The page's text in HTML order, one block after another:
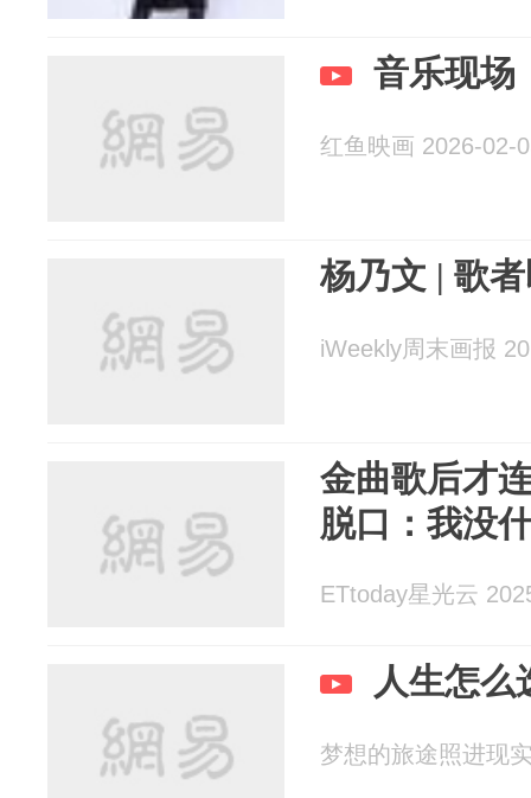
音乐现场
红鱼映画 2026-02-
杨乃文 | 歌
iWeekly周末画报
金曲歌后才
脱口：我没
ETtoday星光云
人生怎么
梦想的旅途照进现